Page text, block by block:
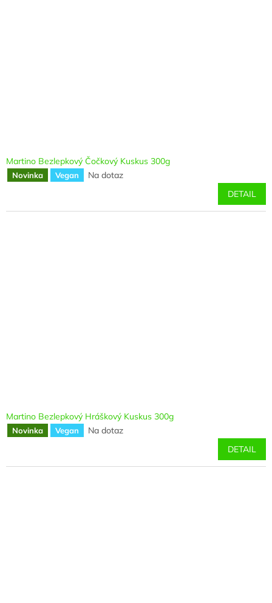
Martino Bezlepkový Čočkový Kuskus 300g
Novinka Vegan
Na dotaz
DETAIL
Martino Bezlepkový Hráškový Kuskus 300g
Novinka Vegan
Na dotaz
DETAIL